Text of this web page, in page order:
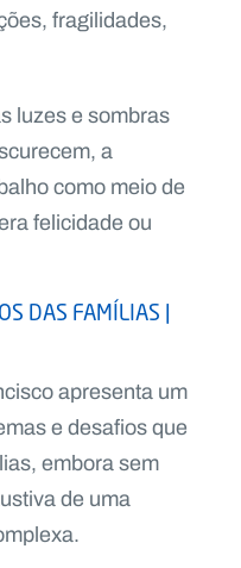
fragilidades,
luzes e sombras
a
como meio de
felicidade ou
DAS FAMÍLIAS |
apresenta um
e desafios que
embora sem
de uma